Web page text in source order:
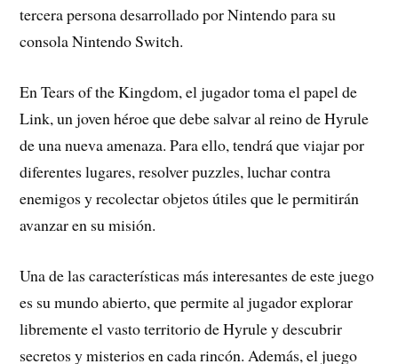
tercera persona desarrollado por Nintendo para su
consola Nintendo Switch.
En Tears of the Kingdom, el jugador toma el papel de
Link, un joven héroe que debe salvar al reino de Hyrule
de una nueva amenaza. Para ello, tendrá que viajar por
diferentes lugares, resolver puzzles, luchar contra
enemigos y recolectar objetos útiles que le permitirán
avanzar en su misión.
Una de las características más interesantes de este juego
es su mundo abierto, que permite al jugador explorar
libremente el vasto territorio de Hyrule y descubrir
secretos y misterios en cada rincón. Además, el juego